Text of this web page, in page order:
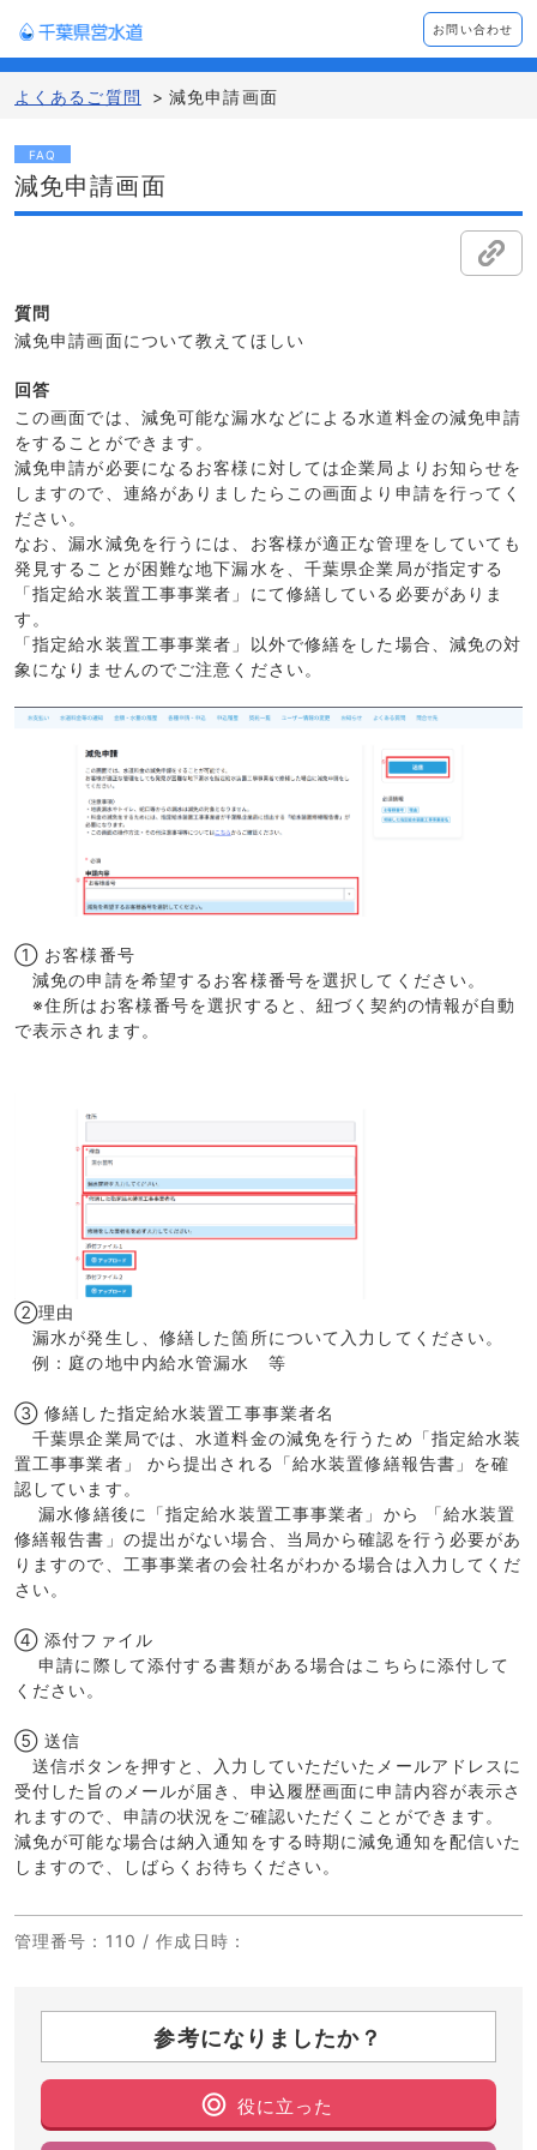
お問い合わせ
よくあるご質問 > 減免申請画面
FAQ
減免申請画面
質問
減免申請画面について教えてほしい
回答
この画面では、減免可能な漏水などによる水道料金の減免申請
をすることができます。
減免申請が必要になるお客様に対しては企業局よりお知らせを
しますので、連絡がありましたらこの画面より申請を行ってく
ださい。
なお、漏水減免を行うには、お客様が適正な管理をしていても
発見することが困難な地下漏水を、千葉県企業局が指定する
「指定給水装置工事事業者」にて修繕している必要がありま
す。
「指定給水装置工事事業者」以外で修繕をした場合、減免の対
象になりませんのでご注意ください。
① お客様番号
減免の申請を希望するお客様番号を選択してください。
※住所はお客様番号を選択すると、紐づく契約の情報が自動
で表示されます。
②理由
漏水が発生し、修繕した箇所について入力してください。
例：庭の地中内給水管漏水 等
③ 修繕した指定給水装置工事事業者名
千葉県企業局では、水道料金の減免を行うため「指定給水装
置工事事業者」 から提出される「給水装置修繕報告書」を確
認しています。
漏水修繕後に「指定給水装置工事事業者」から 「給水装置
修繕報告書」の提出がない場合、当局から確認を行う必要があ
りますので、工事事業者の会社名がわかる場合は入力してくだ
さい。
④ 添付ファイル
申請に際して添付する書類がある場合はこちらに添付して
ください。
⑤ 送信
送信ボタンを押すと、入力していただいたメールアドレスに
受付した旨のメールが届き、申込履歴画面に申請内容が表示さ
れますので、申請の状況をご確認いただくことができます。
減免が可能な場合は納入通知をする時期に減免通知を配信いた
しますので、しばらくお待ちください。
管理番号 ：110 /作成日時 ：
参考になりましたか？
役に立った